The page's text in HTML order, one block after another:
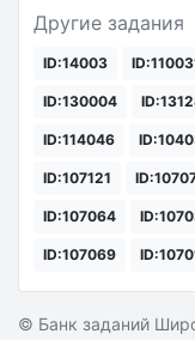
Другие задания
ID:14003
ID:130004
ID:114046
ID:107121
ID:107064
ID:107069
© Банк заданий